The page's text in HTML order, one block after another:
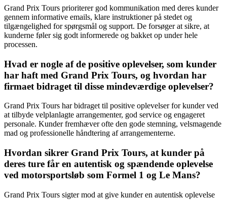
Grand Prix Tours prioriterer god kommunikation med deres kunder
gennem informative emails, klare instruktioner på stedet og
tilgængelighed for spørgsmål og support. De forsøger at sikre, at
kunderne føler sig godt informerede og bakket op under hele
processen.
Hvad er nogle af de positive oplevelser, som kunder
har haft med Grand Prix Tours, og hvordan har
firmaet bidraget til disse mindeværdige oplevelser?
Grand Prix Tours har bidraget til positive oplevelser for kunder ved
at tilbyde velplanlagte arrangementer, god service og engageret
personale. Kunder fremhæver ofte den gode stemning, velsmagende
mad og professionelle håndtering af arrangementerne.
Hvordan sikrer Grand Prix Tours, at kunder på
deres ture får en autentisk og spændende oplevelse
ved motorsportsløb som Formel 1 og Le Mans?
Grand Prix Tours sigter mod at give kunder en autentisk oplevelse